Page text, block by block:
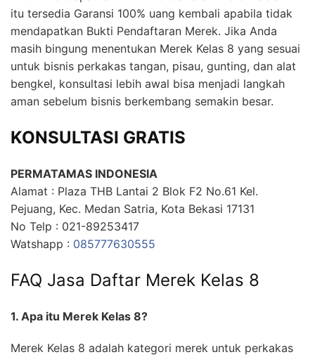
itu tersedia Garansi 100% uang kembali apabila tidak
mendapatkan Bukti Pendaftaran Merek. Jika Anda
masih bingung menentukan Merek Kelas 8 yang sesuai
untuk bisnis perkakas tangan, pisau, gunting, dan alat
bengkel, konsultasi lebih awal bisa menjadi langkah
aman sebelum bisnis berkembang semakin besar.
KONSULTASI GRATIS
PERMATAMAS INDONESIA
Alamat : Plaza THB Lantai 2 Blok F2 No.61 Kel.
Pejuang, Kec. Medan Satria, Kota Bekasi 17131
No Telp : 021-89253417
Watshapp : 085777630555
FAQ Jasa Daftar Merek Kelas 8
1. Apa itu Merek Kelas 8?
Merek Kelas 8 adalah kategori merek untuk perkakas